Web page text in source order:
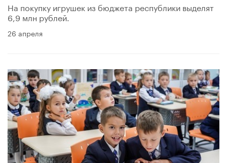
На покупку игрушек из бюджета республики выделят
6,9 млн рублей.
26 апреля